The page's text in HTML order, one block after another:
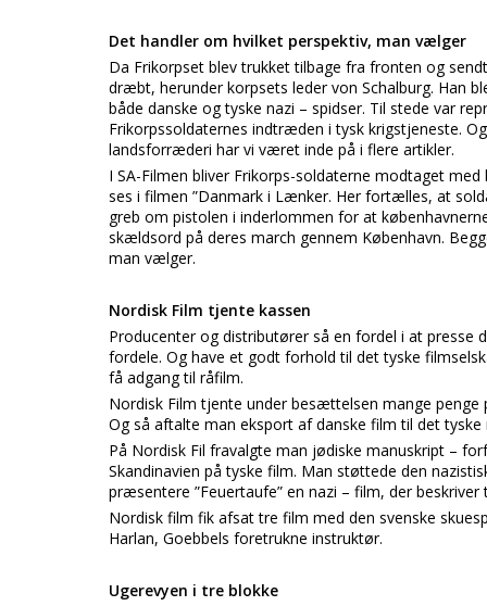
Det handler om hvilket perspektiv, man vælger
Da Frikorpset blev trukket tilbage fra fronten og
dræbt, herunder korpsets leder von Schalburg. Han
både danske og tyske nazi – spidser. Til stede var
Frikorpssoldaternes indtræden i tysk krigstjeneste.
landsforræderi har vi været inde på i flere artikler.
I SA-Filmen bliver Frikorps-soldaterne modtaget
ses i filmen ”Danmark i Lænker. Her fortælles, at
greb om pistolen i inderlommen for at
skældsord på deres march gennem København.
man vælger.
Nordisk Film tjente kassen
Producenter og distributører så en fordel i at presse
fordele. Og have et godt forhold til det tyske
få adgang til råfilm.
Nordisk Film tjente under besættelsen mange
Og så aftalte man eksport af danske film til det tyske
På Nordisk Fil fravalgte man jødiske manuskript –
Skandinavien på tyske film. Man støttede den
præsentere ”Feuertaufe” en nazi – film, der
Nordisk film fik afsat tre film med den svenske
Harlan, Goebbels foretrukne instruktør.
Ugerevyen i tre blokke